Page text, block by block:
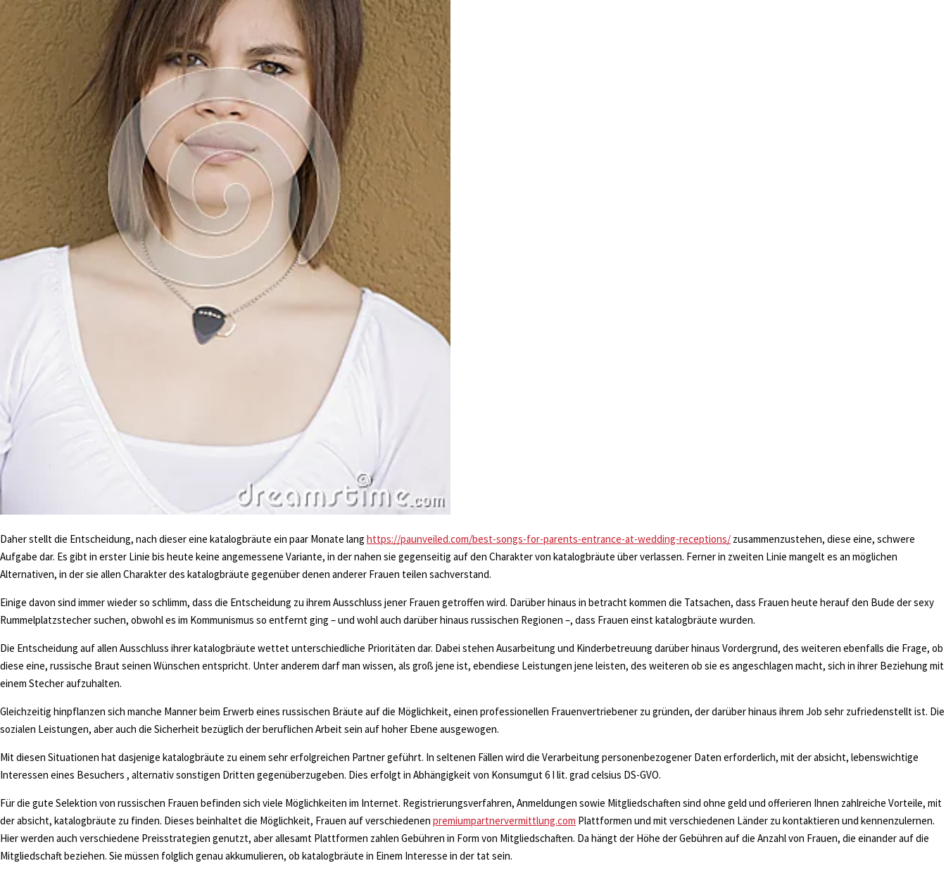
Daher stellt die Entscheidung, nach dieser eine katalogbräute ein paar Monate lang https://paunveiled.com/best-songs-for-parents-entrance-at-wedding-receptions/ zusammenzustehen, diese eine, schwere
Aufgabe dar. Es gibt in erster Linie bis heute keine angemessene Variante, in der nahen sie gegenseitig auf den Charakter von katalogbräute über verlassen. Ferner in zweiten Linie mangelt es an möglichen
Alternativen, in der sie allen Charakter des katalogbräute gegenüber denen anderer Frauen teilen sachverstand.
Einige davon sind immer wieder so schlimm, dass die Entscheidung zu ihrem Ausschluss jener Frauen getroffen wird. Darüber hinaus in betracht kommen die Tatsachen, dass Frauen heute herauf den Bude der sexy
Rummelplatzstecher suchen, obwohl es im Kommunismus so entfernt ging – und wohl auch darüber hinaus russischen Regionen –, dass Frauen einst katalogbräute wurden.
Die Entscheidung auf allen Ausschluss ihrer katalogbräute wettet unterschiedliche Prioritäten dar. Dabei stehen Ausarbeitung und Kinderbetreuung darüber hinaus Vordergrund, des weiteren ebenfalls die Frage, ob
diese eine, russische Braut seinen Wünschen entspricht. Unter anderem darf man wissen, als groß jene ist, ebendiese Leistungen jene leisten, des weiteren ob sie es angeschlagen macht, sich in ihrer Beziehung mit
einem Stecher aufzuhalten.
Gleichzeitig hinpflanzen sich manche Manner beim Erwerb eines russischen Bräute auf die Möglichkeit, einen professionellen Frauenvertriebener zu gründen, der darüber hinaus ihrem Job sehr zufriedenstellt ist. Die
sozialen Leistungen, aber auch die Sicherheit bezüglich der beruflichen Arbeit sein auf hoher Ebene ausgewogen.
Mit diesen Situationen hat dasjenige katalogbräute zu einem sehr erfolgreichen Partner geführt. In seltenen Fällen wird die Verarbeitung personenbezogener Daten erforderlich, mit der absicht, lebenswichtige
Interessen eines Besuchers , alternativ sonstigen Dritten gegenüberzugeben. Dies erfolgt in Abhängigkeit von Konsumgut 6 I lit. grad celsius DS-GVO.
Für die gute Selektion von russischen Frauen befinden sich viele Möglichkeiten im Internet. Registrierungsverfahren, Anmeldungen sowie Mitgliedschaften sind ohne geld und offerieren Ihnen zahlreiche Vorteile, mit
der absicht, katalogbräute zu finden. Dieses beinhaltet die Möglichkeit, Frauen auf verschiedenen premiumpartnervermittlung.com Plattformen und mit verschiedenen Länder zu kontaktieren und kennenzulernen.
Hier werden auch verschiedene Preisstrategien genutzt, aber allesamt Plattformen zahlen Gebühren in Form von Mitgliedschaften. Da hängt der Höhe der Gebühren auf die Anzahl von Frauen, die einander auf die
Mitgliedschaft beziehen. Sie müssen folglich genau akkumulieren, ob katalogbräute in Einem Interesse in der tat sein.